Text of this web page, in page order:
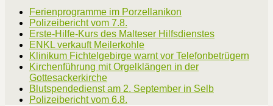
Ferienprogramme im Porzellanikon
Polizeibericht vom 7.8.
Erste-Hilfe-Kurs des Malteser Hilfsdienstes
ENKL verkauft Meilerkohle
Klinikum Fichtelgebirge warnt vor Telefonbetrügern
Kirchenführung mit Orgelklängen in der
Gottesackerkirche
Blutspendedienst am 2. September in Selb
Polizeibericht vom 6.8.